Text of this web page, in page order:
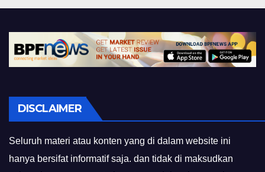
DISCLAIMER
Seluruh materi atau konten yang di dalam website ini
hanya bersifat informatif saja. dan tidak di maksudkan